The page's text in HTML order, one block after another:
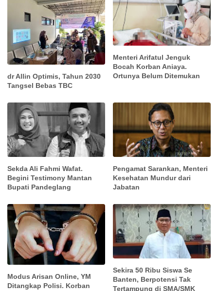
dr Allin Optimis, Tahun 2030
Tangsel Bebas TBC
Menteri Arifatul Jenguk
Bocah Korban Aniaya.
Ortunya Belum Ditemukan
Sekda Ali Fahmi Wafat.
Begini Testimony Mantan
Bupati Pandeglang
Pengamat Sarankan, Menteri
Kesehatan Mundur dari
Jabatan
Modus Arisan Online, YM
Ditangkap Polisi. Korban
Sekira 50 Ribu Siswa Se
Banten, Berpotensi Tak
Tertampung di SMA/SMK